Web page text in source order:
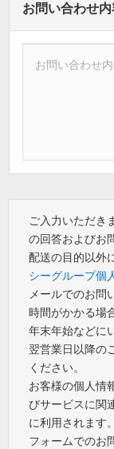
お問い合わせ
ご入力いただき
の回答およびお
配送の目的以外
シーグループ個
メールでのお問
時間がかかる場
年末年始などに
翌営業日以降の
ください。
お客様の個人情
びサービスに関
に利用されます。
フォームでのお